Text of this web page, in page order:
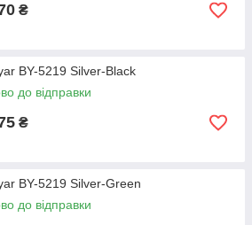
₴
BY-5219 Silver-Black
до відправки
₴
BY-5219 Silver-Green
до відправки